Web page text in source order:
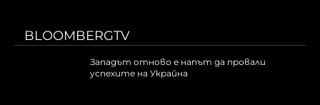
BLOOMBERGTV
Западът отново е напът да провали
успехите на Украйна